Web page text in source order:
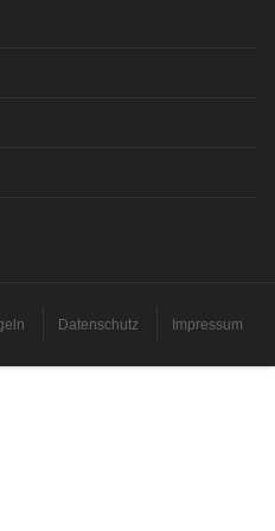
Datenschutz Impressum